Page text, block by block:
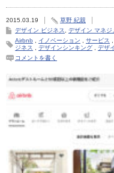
2015.03.19
草野 紀親
デザイン ビジネス
デザイン マネジ
Airbnb
イノベーション サービス
ジネス
デザインシンキング デザ
コメントを書く